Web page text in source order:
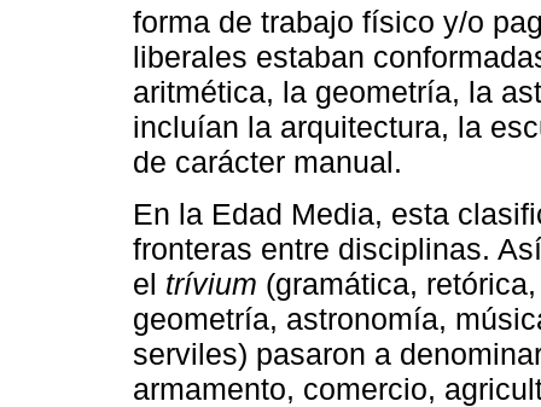
forma de trabajo físico y/o
liberales estaban
aritmética, la geometría, la
incluían la arquitectura, la
de carácter manual.
En la Edad Media, esta
fronteras entre disciplinas.
el trívium (gramática,
geometría, astronomía,
serviles) pasaron a
armamento, comercio,